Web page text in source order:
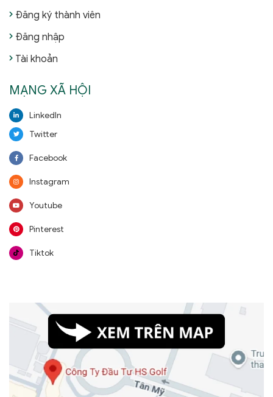
Đăng ký thành viên
Đăng nhập
Tài khoản
MẠNG XÃ HỘI
LinkedIn
Twitter
Facebook
Instagram
Youtube
Pinterest
Tiktok